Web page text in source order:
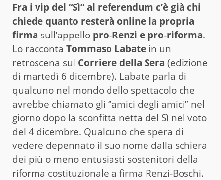
Fra i vip del “Sì” al referendum c’è già chi
chiede quanto resterà online la propria
firma sull’appello pro-Renzi e pro-riforma.
Lo racconta Tommaso Labate in un
retroscena sul Corriere della Sera (edizione
di martedì 6 dicembre). Labate parla di
qualcuno nel mondo dello spettacolo che
avrebbe chiamato gli “amici degli amici” nel
giorno dopo la sconfitta netta del Sì nel voto
del 4 dicembre. Qualcuno che spera di
vedere depennato il suo nome dalla schiera
dei più o meno entusiasti sostenitori della
riforma costituzionale a firma Renzi-Boschi.